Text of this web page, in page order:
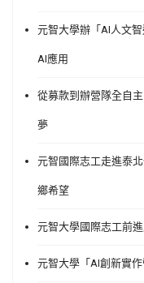
元智大學辦「AI人文
AI應用
從募款到辦營隊全自
夢
元智國際志工走進泰
鄉希望
元智大學國際志工前
元智大學「AI創新實